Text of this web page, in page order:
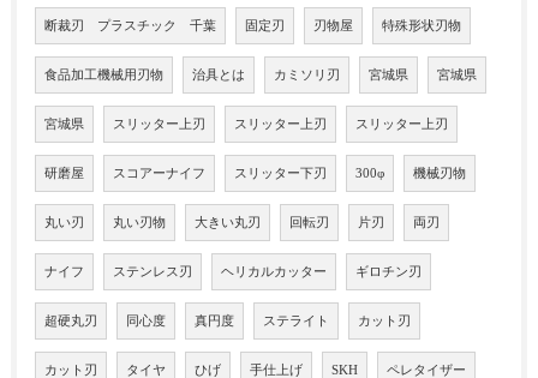
断裁刃 プラスチック 千葉 固定刃 刃物屋 特殊形状刃物
食品加工機械用刃物 治具とは カミソリ刃 宮城県 宮城県
宮城県 スリッター上刃 スリッター上刃 スリッター上刃
研磨屋 スコアーナイフ スリッター下刃 300φ 機械刃物
丸い刃 丸い刃物 大きい丸刃 回転刃 片刃 両刃
ナイフ ステンレス刃 ヘリカルカッター ギロチン刃
超硬丸刃 同心度 真円度 ステライト カット刃
カット刃 タイヤ ひげ 手仕上げ SKH ペレタイザー